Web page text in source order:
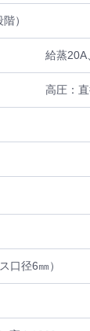
）
給蒸20A
高圧：
口径6㎜）